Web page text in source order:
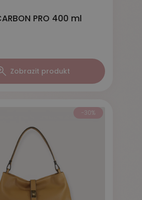
PRO 400 ml
Zobrazit produkt
-30%